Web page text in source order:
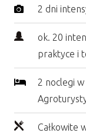
2 dni
ok. 20
praktyce i
2 noclegi
Całkowite